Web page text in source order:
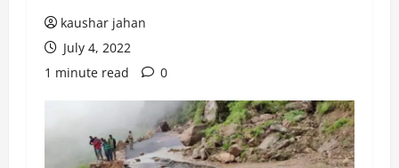
kaushar jahan
July 4, 2022
1 minute read
0